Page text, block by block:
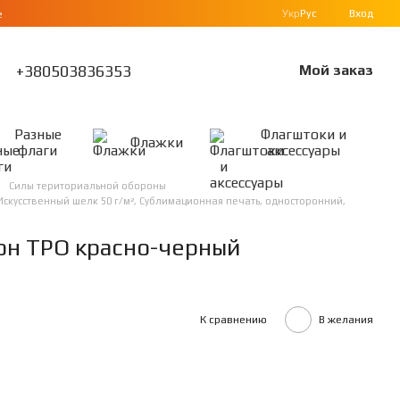
УкрРус Вход
+380503836353 Мой заказ
Разные
флаги
Флажки
Флагштоки и
аксессуары
Силы териториальной обороны
шелк 50 г/м², Сублимационная печать, односторонний,
ТРО красно-черный
К сравнению В желания